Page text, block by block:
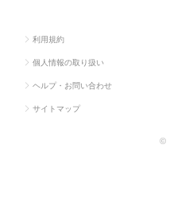
利用規約
個人情報の取り扱い
ヘルプ・お問い合わせ
サイトマップ
©